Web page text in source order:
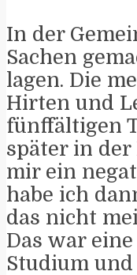
In der
Sachen
lagen. Die
Hirten und
fünffältigen
später in der
mir ein
habe ich
das nicht
Das war
Studium